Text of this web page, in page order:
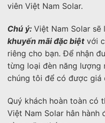
viên Việt Nam Solar.
Chú ý: Việt Nam Solar sẽ
khuyến mãi đặc biệtvới
riêng cho bạn. Để nhận
từng loại đèn năng lượng
chúng tôi để có được giá
Quý khách hoàn toàn có
Việt Nam Solar hân hành